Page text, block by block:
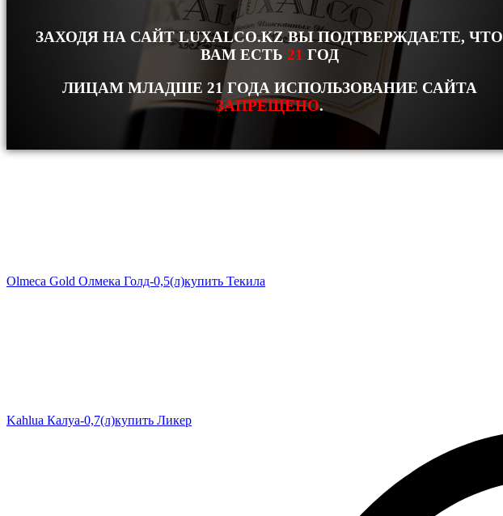
ЗАХОДЯ НА САЙТ LUXALCO.KZ ВЫ ПОДТВЕРЖДАЕТЕ, ЧТО
ВАМ ЕСТЬ 21 ГОД
ЛИЦАМ МЛАДШЕ 21 ГОДА ИСПОЛЬЗОВАНИЕ САЙТА
ЗАПРЕЩЕНО.
Olmeca Gold Олмека Голд-0,5(л)купить Текила
Kahlua Калуа-0,7(л)купить Ликер